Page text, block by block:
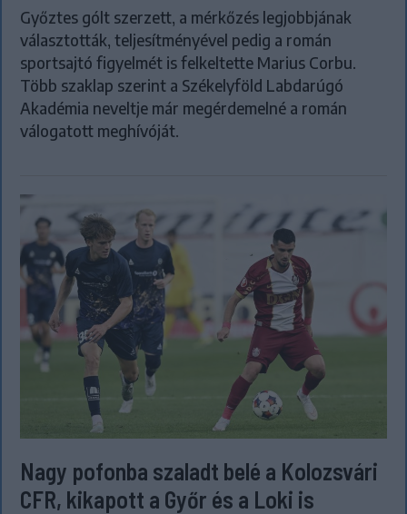
Győztes gólt szerzett, a mérkőzés legjobbjának
választották, teljesítményével pedig a román
sportsajtó figyelmét is felkeltette Marius Corbu.
Több szaklap szerint a Székelyföld Labdarúgó
Akadémia neveltje már megérdemelné a román
válogatott meghívóját.
Nagy pofonba szaladt belé a Kolozsvári
CFR, kikapott a Győr és a Loki is